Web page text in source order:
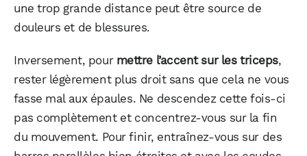
une trop grande distance peut être source de
douleurs et de blessures.
Inversement, pour mettre l’accent sur les triceps,
rester légèrement plus droit sans que cela ne vous
fasse mal aux épaules. Ne descendez cette fois-ci
pas complètement et concentrez-vous sur la fin
du mouvement. Pour finir, entraînez-vous sur des